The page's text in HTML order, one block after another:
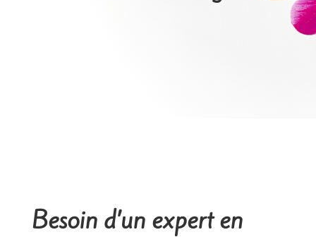
Besoin d’un expert en